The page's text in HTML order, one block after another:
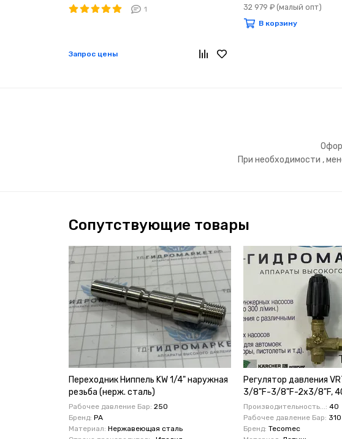
1
Запрос цены
32 979 ₽ (малый опт)
В корзину
При необходимости ,
Сопутствующие товары
Переходник Ниппель KW 1/4" наружная
резьба (нерж. сталь)
Рабочее давление Бар: 250
Бренд: PA
Материал: Нержавеющая сталь
Регулятор давления
3/8"F-3/8"F-2x3/8"F,
4072000000
Производительность...: 40
Рабочее давление Бар: 310
Бренд: Tecomec